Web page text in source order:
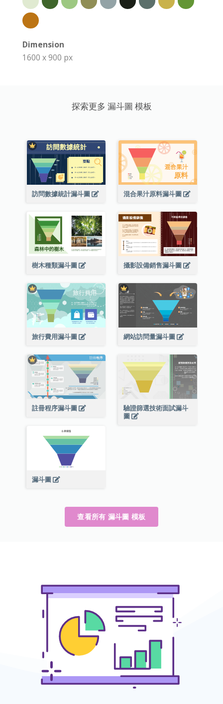
Dimension
1600 x 900 px
探索更多 漏斗圖 模板
訪問數據統計漏斗圖 混合果汁原料漏斗圖
樹木種類漏斗圖 攝影設備銷售漏斗圖
旅行費用漏斗圖 網站訪問量漏斗圖
註冊程序漏斗圖
驗證篩選技術面試漏斗
圖
漏斗圖
查看所有 漏斗圖 模板